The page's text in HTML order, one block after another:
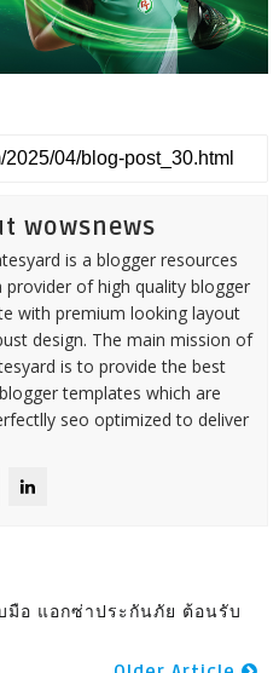
wowsnews
is a blogger resources
provider of high quality blogger
with premium looking layout
design. The main mission of
is to provide the best
templates which are
seo optimized to deliver
มือ แอกซ่าประกันภัย ต้อนรับ